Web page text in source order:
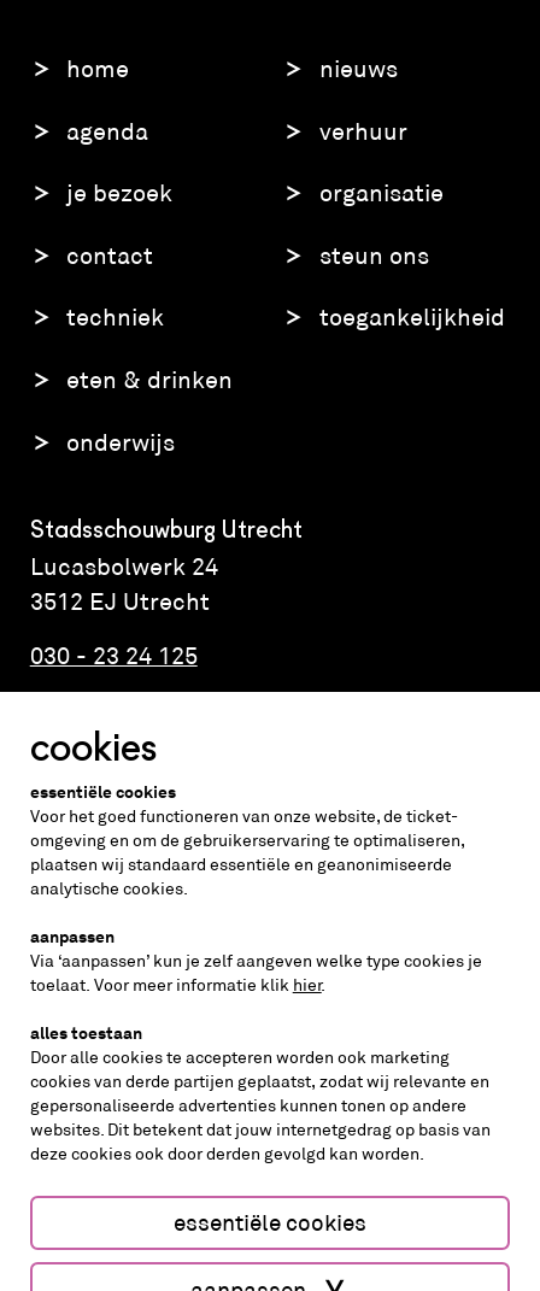
home
agenda
je bezoek
contact
techniek
eten & drinken
onderwijs
nieuws
verhuur
organisatie
steun ons
toegankelijkheid
Stadsschouwburg Utrecht
Lucasbolwerk 24
3512 EJ Utrecht
030 - 23 24 125
Altijd weten wat er speelt?
vraag de nieuwsbrief aan
inschrijven
volg ons op
cookies aanpassen cookies/privacy
Website by The Cre8ion.Lab
cookies
essentiële cookies
Voor het goed functioneren van onze website, de ticket-
omgeving en om de gebruikerservaring te optimaliseren,
plaatsen wij standaard essentiële en geanonimiseerde
analytische cookies.
aanpassen
Via ‘aanpassen’ kun je zelf aangeven welke type cookies je
toelaat. Voor meer informatie klik hier.
alles toestaan
Door alle cookies te accepteren worden ook marketing
cookies van derde partijen geplaatst, zodat wij relevante en
gepersonaliseerde advertenties kunnen tonen op andere
websites. Dit betekent dat jouw internetgedrag op basis van
deze cookies ook door derden gevolgd kan worden.
essentiële cookies